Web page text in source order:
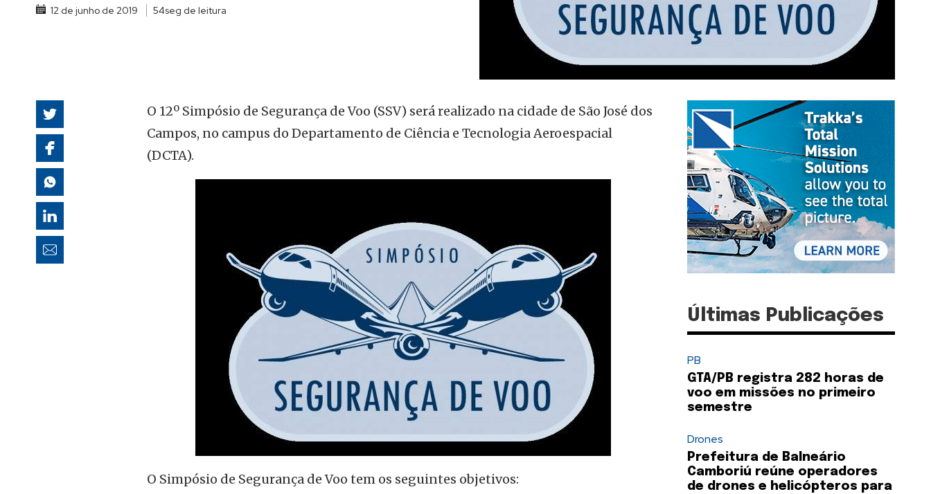
12 de junho de 2019 54seg de leitura
O 12º Simpósio de Segurança de Voo (SSV) será realizado na cidade de São José dos
Campos, no campus do Departamento de Ciência e Tecnologia Aeroespacial
(DCTA).
O Simpósio de Segurança de Voo tem os seguintes objetivos:
Últimas Publicações
PB
GTA/PB registra 282 horas de
voo em missões no primeiro
semestre
Drones
Prefeitura de Balneário
Camboriú reúne operadores
de drones e helicópteros para